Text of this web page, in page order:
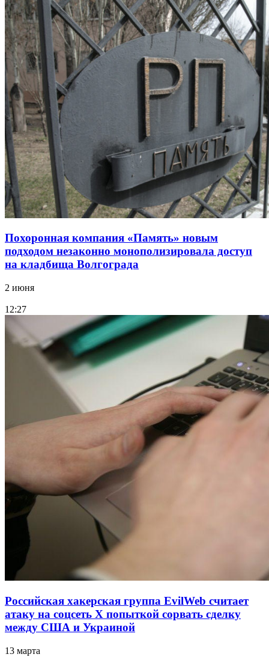
Похоронная компания «Память» новым
подходом незаконно монополизировала доступ
на кладбища Волгограда
2 июня
12:27
Российская хакерская группа EvilWeb считает
атаку на соцсеть Х попыткой сорвать сделку
между США и Украиной
13 марта